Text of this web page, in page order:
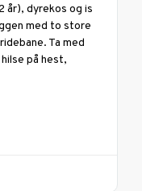
år), dyrekos og is
med to store
Ta med
på hest,